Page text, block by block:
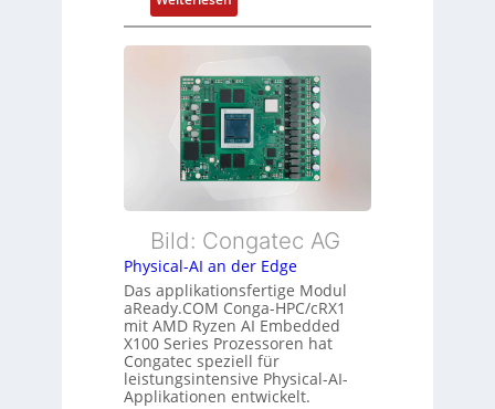
d
b
e
r
w
a
u
n
g
e
h
L
e
i
s
t
n
g
F
l
x
i
b
l
e
E
h
e
r
c
a
t
-
Bild: Congatec AG
Physical-AI an der Edge
Das applikationsfertige Modul
aReady.COM Conga-HPC/cRX1
mit AMD Ryzen AI Embedded
X100 Series Prozessoren hat
Congatec speziell für
leistungsintensive Physical-AI-
Applikationen entwickelt.